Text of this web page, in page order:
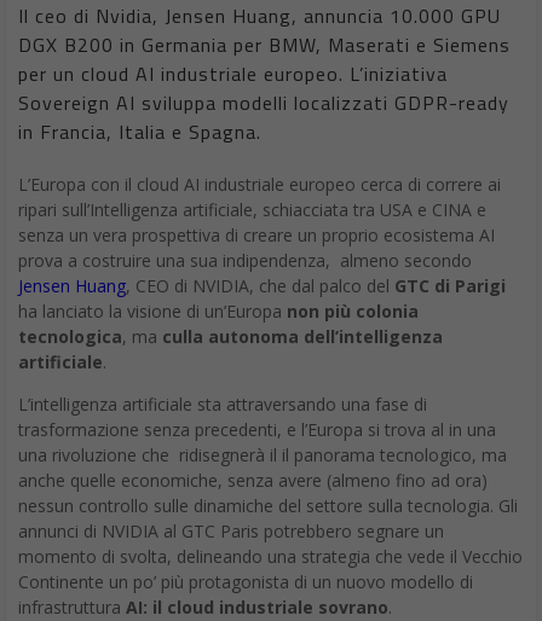
Il ceo di Nvidia, Jensen Huang, annuncia 10.000 GPU
DGX B200 in Germania per BMW, Maserati e Siemens
per un cloud AI industriale europeo. L’iniziativa
Sovereign AI sviluppa modelli localizzati GDPR-ready
in Francia, Italia e Spagna.
L’Europa con il cloud AI industriale europeo cerca di correre ai
ripari sull’Intelligenza artificiale, schiacciata tra USA e CINA e
senza un vera prospettiva di creare un proprio ecosistema AI
prova a costruire una sua indipendenza, almeno secondo
Jensen Huang, CEO di NVIDIA, che dal palco del GTC di Parigi
ha lanciato la visione di un’Europa non più colonia
tecnologica, ma culla autonoma dell’intelligenza
artificiale.
L’intelligenza artificiale sta attraversando una fase di
trasformazione senza precedenti, e l’Europa si trova al in una
una rivoluzione che ridisegnerà il il panorama tecnologico, ma
anche quelle economiche, senza avere (almeno fino ad ora)
nessun controllo sulle dinamiche del settore sulla tecnologia. Gli
annunci di NVIDIA al GTC Paris potrebbero segnare un
momento di svolta, delineando una strategia che vede il Vecchio
Continente un po’ più protagonista di un nuovo modello di
infrastruttura AI: il cloud industriale sovrano.